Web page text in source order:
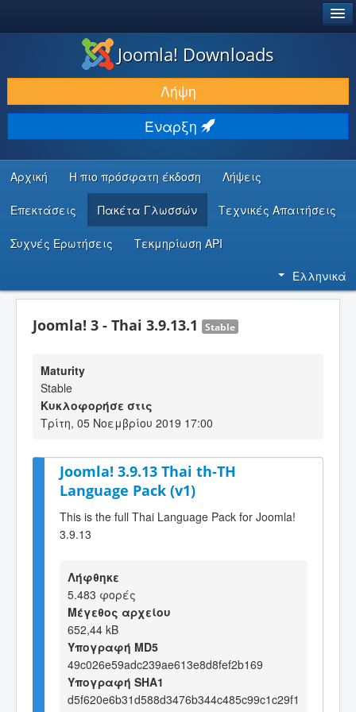
ΛΉΨΕΙΣ & ΕΠΕΚΤΆΣΕΙΣ
ΕΎΡΕΣΗ & ΜΆΘΗΣΗ
ΚΟΙΝΌΤΗΤΑ & ΥΠΟΣΤΉΡΙΞΗ
ΠΌΡΟΙ ΠΡΟΓΡΑΜΜΑΤΙΣΤΏΝ
Joomla! Downloads
Λήψη
Έναρξη
Αρχική Η πιο πρόσφατη έκδοση Λήψεις
Επεκτάσεις Πακέτα Γλωσσών Τεχνικές Απαιτήσεις
Συχνές Ερωτήσεις Τεκμηρίωση API
Ελληνικά
Joomla! 3 - Thai 3.9.13.1 Stable
Maturity
Stable
Κυκλοφορήσε στις
Τρίτη, 05 Νοεμβρίου 2019 17:00
Joomla! 3.9.13 Thai th-TH
Language Pack (v1)
This is the full Thai Language Pack for Joomla!
3.9.13
Λήφθηκε
5.483 φορές
Μέγεθος αρχείου
652,44 kB
Υπογραφή MD5
49c026e59adc239ae613e8d8fef2b169
Υπογραφή SHA1
d5f620e6b31d588d3476b344c485c99c1c29f1